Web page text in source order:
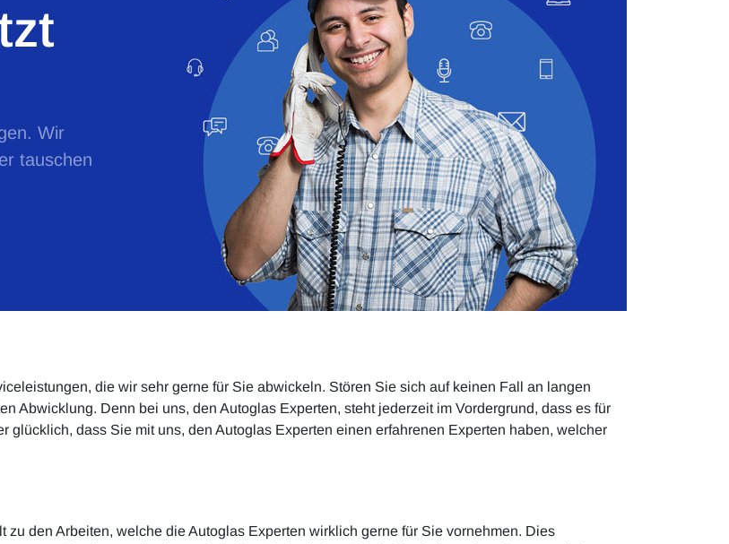
Wir
tauschen
die wir sehr gerne für Sie abwickeln. Stören Sie sich auf keinen Fall an langen
Abwicklung. Denn bei uns, den Autoglas Experten, steht jederzeit im Vordergrund, dass es für
glücklich, dass Sie mit uns, den Autoglas Experten einen erfahrenen Experten haben, welcher
den Arbeiten, welche die Autoglas Experten wirklich gerne für Sie vornehmen. Dies